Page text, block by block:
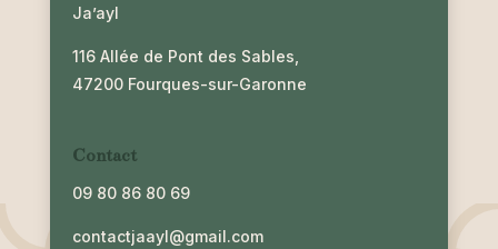
Ja’ayl
116 Allée de Pont des Sables,
47200 Fourques-sur-Garonne
Contact
09 80 86 80 69
contactjaayl@gmail.com